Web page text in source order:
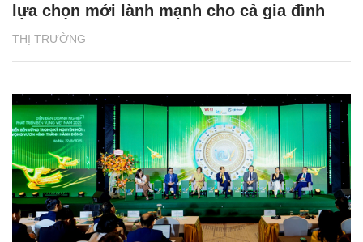
THỊ TRƯỜNG
lựa chọn mới lành mạnh cho cả gia đình